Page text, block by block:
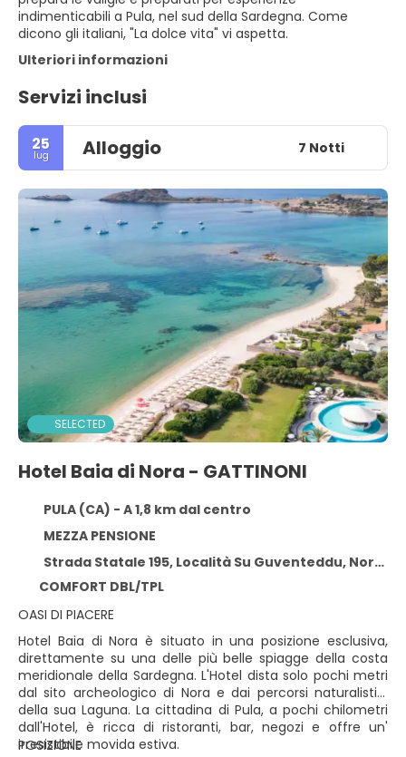
indimenticabili a Pula, nel sud della Sardegna. Come
dicono gli italiani, "La dolce vita" vi aspetta.
Ulteriori informazioni
Servizi inclusi
25
lug Alloggio 7 Notti
SELECTED
Hotel Baia di Nora - GATTINONI
PULA (CA) - A 1,8 km dal centro
MEZZA PENSIONE
Strada Statale 195, Località Su Guventeddu, Nora, PULA (CA) 09010
COMFORT DBL/TPL
OASI DI PIACERE
Hotel Baia di Nora è situato in una posizione esclusiva,
direttamente su una delle più belle spiagge della costa
meridionale della Sardegna. L'Hotel dista solo pochi metri
dal sito archeologico di Nora e dai percorsi naturalistici
della sua Laguna. La cittadina di Pula, a pochi chilometri
dall'Hotel, è ricca di ristoranti, bar, negozi e offre un'
irresistibile movida estiva.
POSIZIONE